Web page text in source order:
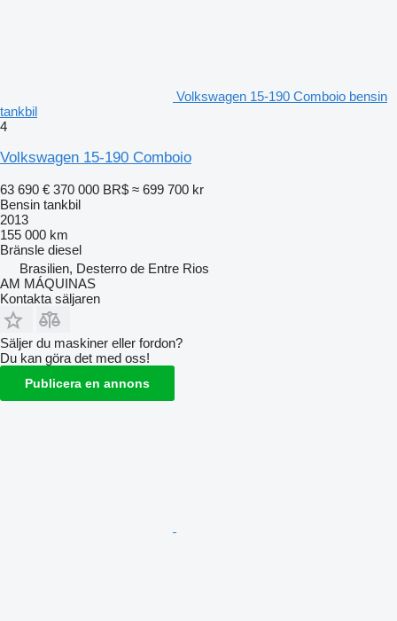
Volkswagen 15-190 Comboio bensin
tankbil
4
Volkswagen 15-190 Comboio
63 690 € 370 000 BR$ ≈ 699 700 kr
Bensin tankbil
2013
155 000 km
Bränsle diesel
Brasilien, Desterro de Entre Rios
AM MÁQUINAS
Kontakta säljaren
Säljer du maskiner eller fordon?
Du kan göra det med oss!
Publicera en annons